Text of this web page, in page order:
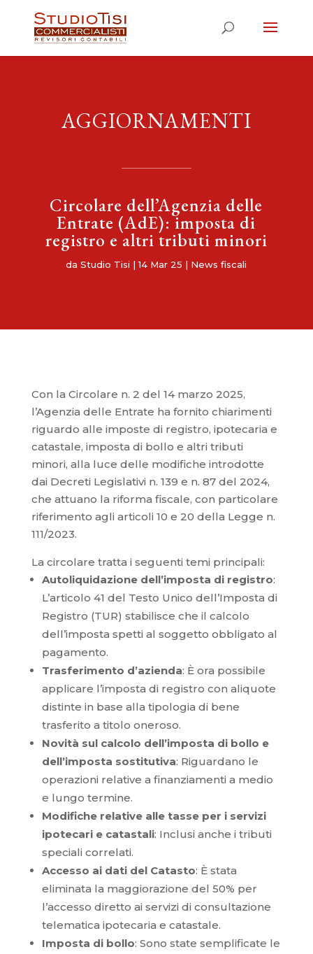
AGGIORNAMENTI
Circolare dell’Agenzia delle
Entrate (AdE): imposta di
registro e altri tributi minori
daStudio Tisi |14 Mar 25 | News fiscali
Con la Circolare n. 2 del 14 marzo 2025,
l’Agenzia delle Entrate ha fornito chiarimenti
riguardo alle imposte di registro, ipotecaria e
catastale, imposta di bollo e altri tributi
minori, alla luce delle modifiche introdotte
dai Decreti Legislativi n. 139 e n. 87 del 2024,
che attuano la riforma fiscale, con particolare
riferimento agli articoli 10 e 20 della Legge n.
111/2023.
La circolare tratta i seguenti temi principali:
Autoliquidazione dell’imposta di registro:
L’articolo 41 del Testo Unico dell’Imposta di
Registro (TUR) stabilisce che il calcolo
dell’imposta spetti al soggetto obbligato al
pagamento.
Trasferimento d’azienda: È ora possibile
applicare l’imposta di registro con aliquote
distinte in base alla tipologia di bene
trasferito a titolo oneroso.
Novità sul calcolo dell’imposta di bollo e
dell’imposta sostitutiva: Riguardano le
operazioni relative a finanziamenti a medio
e lungo termine.
Modifiche relative alle tasse per i servizi
ipotecari e catastali: Inclusi anche i tributi
speciali correlati.
Accesso ai dati del Catasto: È stata
eliminata la maggiorazione del 50% per
l’accesso diretto ai servizi di consultazione
telematica ipotecaria e catastale.
Imposta di bollo: Sono state semplificate le